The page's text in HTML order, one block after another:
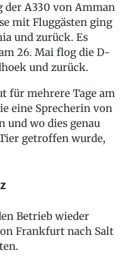
der A330 von Amman
mit Fluggästen ging
und zurück. Es
26. Mai flog die D-
und zurück.
für mehrere Tage am
eine Sprecherin von
und wo dies genau
getroffen wurde,
Betrieb wieder
Frankfurt nach Salt